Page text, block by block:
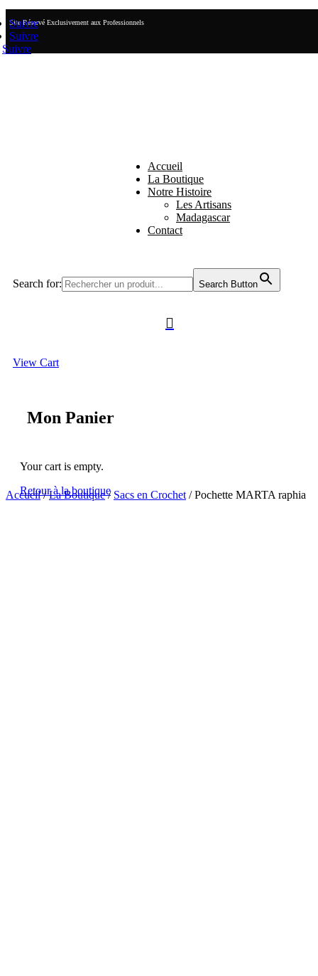
Site Réservé Exclusivement aux Professionnels
Suivre
Suivre
Suivre
Accueil
La Boutique
Notre Histoire
Les Artisans
Madagascar
Contact
Search for: Search Button

View Cart
Mon Panier
Your cart is empty.
Retour à la boutique
Accueil/La Boutique/ Sacs en Crochet / Pochette MARTA raphia